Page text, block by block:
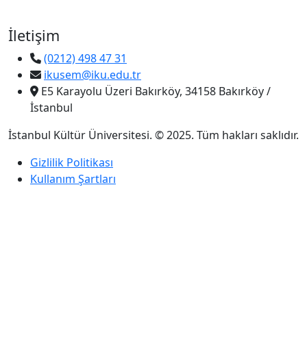
İletişim
(0212) 498 47 31
ikusem@iku.edu.tr
E5 Karayolu Üzeri Bakırköy, 34158 Bakırköy /
İstanbul
İstanbul Kültür Üniversitesi. © 2025. Tüm hakları saklıdır.
Gizlilik Politikası
Kullanım Şartları